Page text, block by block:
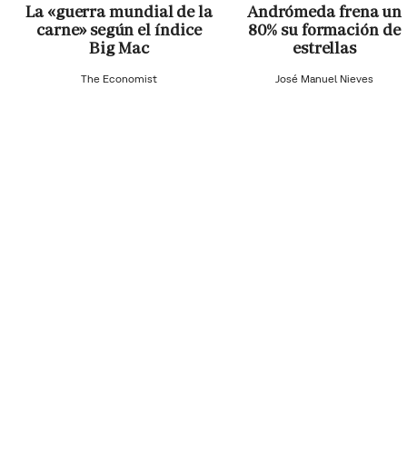
La «guerra mundial de la
carne» según el índice
Big Mac
The Economist
Andrómeda frena un
80% su formación de
estrellas
José Manuel Nieves